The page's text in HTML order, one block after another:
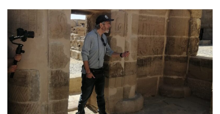
إلكترونيا